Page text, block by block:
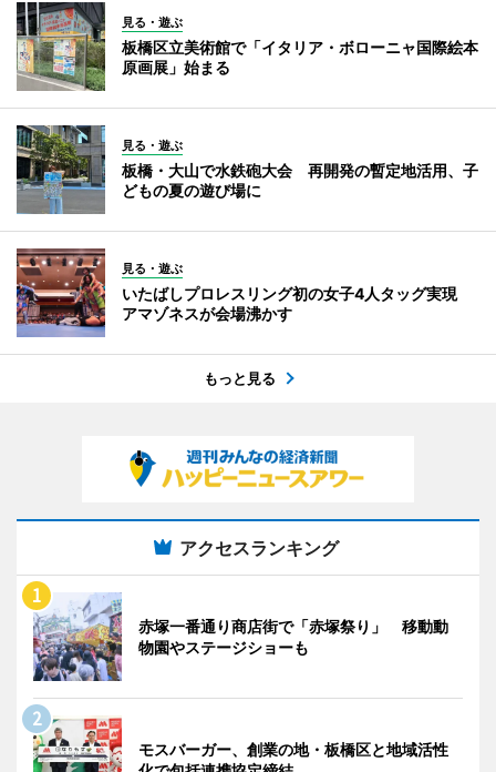
見る・遊ぶ
板橋区立美術館で「イタリア・ボローニャ国際絵本
原画展」始まる
見る・遊ぶ
板橋・大山で水鉄砲大会 再開発の暫定地活用、子
どもの夏の遊び場に
見る・遊ぶ
いたばしプロレスリング初の女子4人タッグ実現
アマゾネスが会場沸かす
もっと見る
アクセスランキング
赤塚一番通り商店街で「赤塚祭り」 移動動
物園やステージショーも
モスバーガー、創業の地・板橋区と地域活性